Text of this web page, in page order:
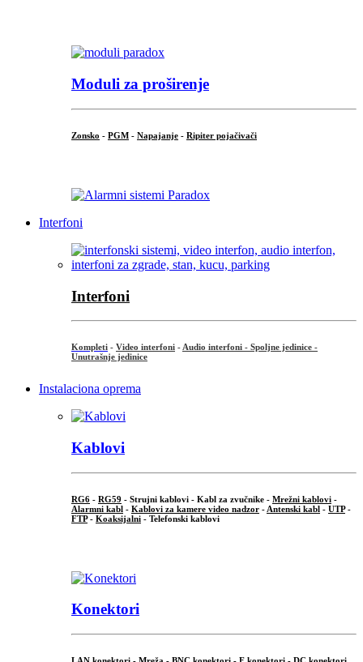
Moduli za proširenje
Zonsko - PGM - Napajanje - Ripiter pojačivači
Interfoni
Interfoni
Kompleti - Video interfoni - Audio interfoni - Spoljne jedinice -
Unutrašnje jedinice
Instalaciona oprema
Kablovi
RG6 - RG59 - Strujni kablovi - Kabl za zvučnike - Mrežni kablovi -
Alarmni kabl - Kablovi za kamere video nadzor - Antenski kabl - UTP-
FTP- Koaksijalni - Telefonski kablovi
Konektori